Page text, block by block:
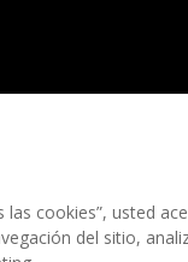
Grupo Bimbo no
las cookies”, usted
del sitio,